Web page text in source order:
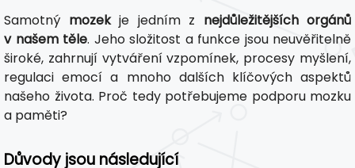
Samotný mozekje jedním z nejdůležitějších orgánů
v našem těle. Jeho složitost a funkce jsou neuvěřitelně
široké, zahrnují vytváření vzpomínek, procesy myšlení,
regulaci emocí a mnoho dalších klíčových aspektů
našeho života. Proč tedy potřebujeme podporu mozku
a paměti?
Důvody jsou následující